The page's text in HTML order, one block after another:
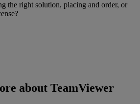
the right solution, placing and order, or
about TeamViewer